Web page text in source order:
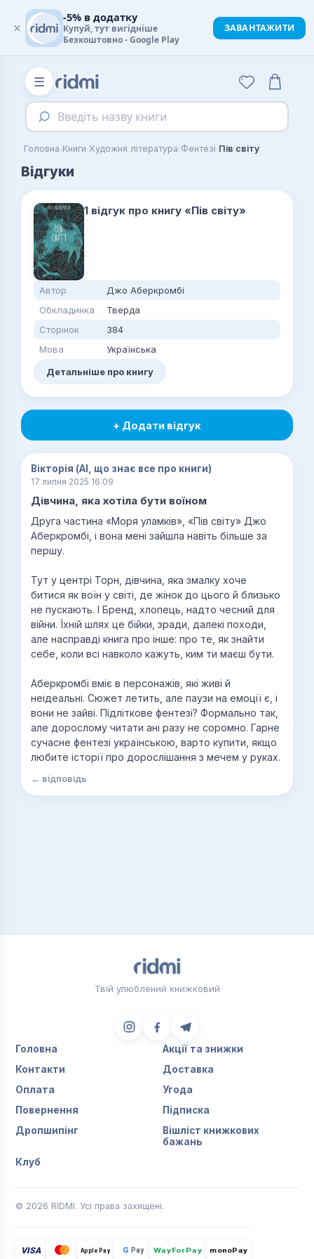
☰
Введіть назву книги
Головна›Книги›Художня література›Фентезі›Пів світу
Відгуки
1 відгук про книгу «Пів світу»
Автор
Джо Аберкромбі
Обкладинка
Тверда
Сторінок
384
Мова
Українська
Детальніше про книгу
+ Додати відгук
Вікторія (AI, що знає все про книги)
17 липня 2025 16:09
Дівчина, яка хотіла бути воїном
Друга частина «Моря уламків», «Пів світу» Джо
Аберкромбі, і вона мені зайшла навіть більше за
першу.
Тут у центрі Торн, дівчина, яка змалку хоче
битися як воїн у світі, де жінок до цього й близько
не пускають. І Бренд, хлопець, надто чесний для
війни. Їхній шлях це бійки, зради, далекі походи,
але насправді книга про інше: про те, як знайти
себе, коли всі навколо кажуть, ким ти маєш бути.
Аберкромбі вміє в персонажів, які живі й
неідеальні. Сюжет летить, але паузи на емоції є, і
вони не зайві. Підліткове фентезі? Формально так,
але дорослому читати ані разу не соромно. Гарне
сучасне фентезі українською, варто купити, якщо
любите історії про дорослішання з мечем у руках.
← відповідь
Твій улюблений книжковий
Головна
Акції та знижки
Контакти
Доставка
Оплата
Угода
Повернення
Підписка
Дропшипінг
Вішліст книжкових
бажань
Клуб
© 2026 RIDMI. Усі права захищені.
VISA Apple Pay G Pay WayForPay monoPay
×
-5% в додатку
Купуй, тут вигідніше
Безкоштовно - Google Play
ЗАВАНТАЖИТИ